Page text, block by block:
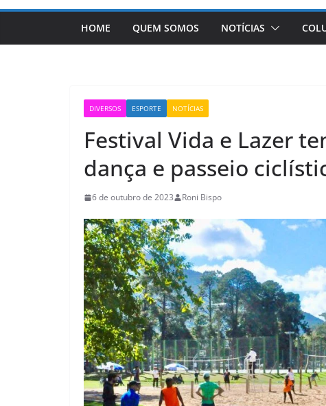
HOME QUEM SOMOS NOTÍCIAS
DIVERSOS ESPORTE NOTÍCIAS
Festival Vida e Lazer
dança e passeio
6 de outubro de 2023 Roni Bispo